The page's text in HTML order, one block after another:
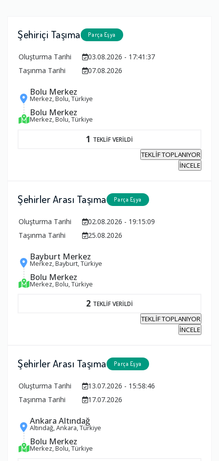
Şehiriçi Taşıma Parça Eşya
Oluşturma Tarihi
03.08.2026 - 17:41:37
Taşınma Tarihi
07.08.2026
Bolu Merkez
Merkez, Bolu, Türkiye
Bolu Merkez
Merkez, Bolu, Türkiye
1 TEKLİF VERİLDİ
TEKLİF TOPLANIYOR
İNCELE
Şehirler Arası Taşıma Parça Eşya
Oluşturma Tarihi
02.08.2026 - 19:15:09
Taşınma Tarihi
25.08.2026
Bayburt Merkez
Merkez, Bayburt, Türkiye
Bolu Merkez
Merkez, Bolu, Türkiye
2 TEKLİF VERİLDİ
TEKLİF TOPLANIYOR
İNCELE
Şehirler Arası Taşıma Parça Eşya
Oluşturma Tarihi
13.07.2026 - 15:58:46
Taşınma Tarihi
17.07.2026
Ankara Altındağ
Altındağ, Ankara, Türkiye
Bolu Merkez
Merkez, Bolu, Türkiye